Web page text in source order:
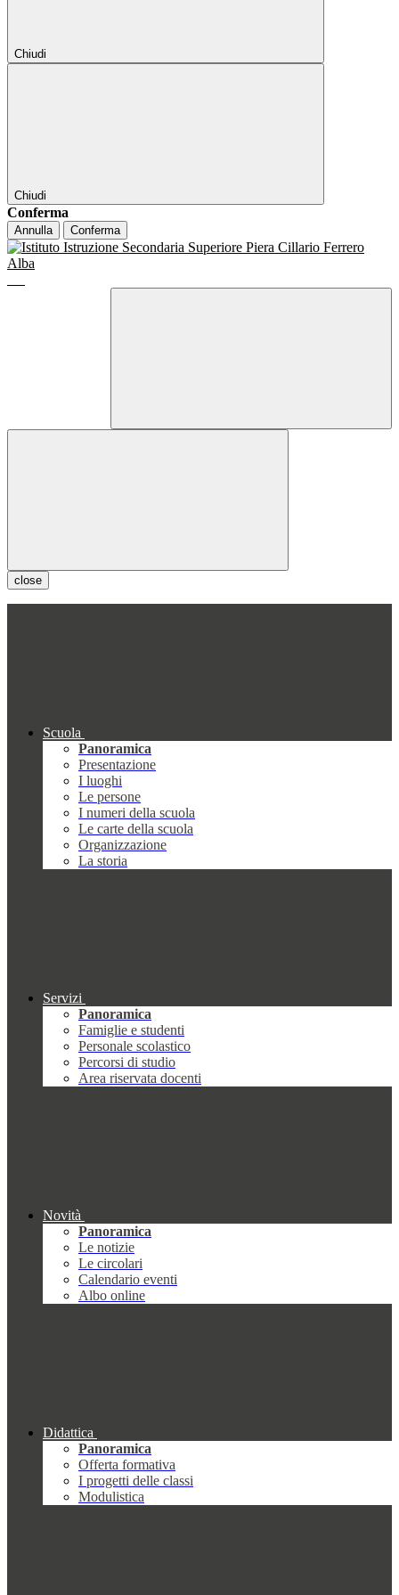
Chiudi
Chiudi
Conferma
Annulla Conferma
close
Scuola
Panoramica
Presentazione
I luoghi
Le persone
I numeri della scuola
Le carte della scuola
Organizzazione
La storia
Servizi
Panoramica
Famiglie e studenti
Personale scolastico
Percorsi di studio
Area riservata docenti
Novità
Panoramica
Le notizie
Le circolari
Calendario eventi
Albo online
Didattica
Panoramica
Offerta formativa
I progetti delle classi
Modulistica